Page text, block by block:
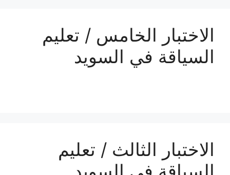
الاختبار الخامس / تعليم
السياقة في السويد
الاختبار الثالث / تعليم
السياقة في السويد